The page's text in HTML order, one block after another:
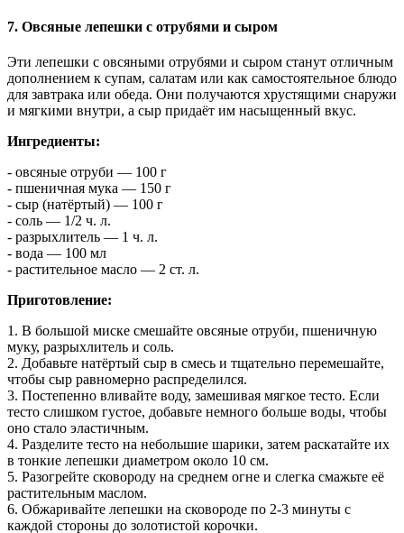
7. Овсяные лепешки с отрубями и сыром
Эти лепешки с овсяными отрубями и сыром станут отличным
дополнением к супам, салатам или как самостоятельное блюдо
для завтрака или обеда. Они получаются хрустящими снаружи
и мягкими внутри, а сыр придаёт им насыщенный вкус.
Ингредиенты:
- овсяные отруби — 100 г
- пшеничная мука — 150 г
- сыр (натёртый) — 100 г
- соль — 1/2 ч. л.
- разрыхлитель — 1 ч. л.
- вода — 100 мл
- растительное масло — 2 ст. л.
Приготовление:
1. В большой миске смешайте овсяные отруби, пшеничную
муку, разрыхлитель и соль.
2. Добавьте натёртый сыр в смесь и тщательно перемешайте,
чтобы сыр равномерно распределился.
3. Постепенно вливайте воду, замешивая мягкое тесто. Если
тесто слишком густое, добавьте немного больше воды, чтобы
оно стало эластичным.
4. Разделите тесто на небольшие шарики, затем раскатайте их
в тонкие лепешки диаметром около 10 см.
5. Разогрейте сковороду на среднем огне и слегка смажьте её
растительным маслом.
6. Обжаривайте лепешки на сковороде по 2-3 минуты с
каждой стороны до золотистой корочки.